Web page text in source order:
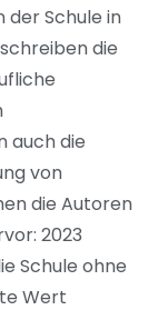
der Schule in
die
auch die
von
die Autoren
2023
Schule ohne
Wert